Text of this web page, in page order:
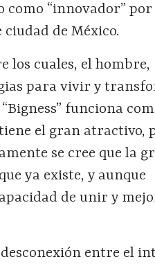
como “innovador” por
de México.
los cuales, el hombre,
para vivir y
funciona
el gran atractivo,
se cree que la
ya existe, y aunque
de unir y
entre el